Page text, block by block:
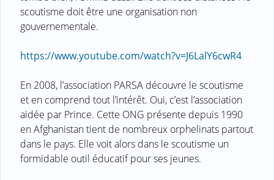
scoutisme doit être une organisation non
gouvernementale.
https://www.youtube.com/watch?v=J6LalY6cwR4
En 2008, l’association PARSA découvre le scoutisme
et en comprend tout l’intérêt. Oui, c’est l’association
aidée par Prince. Cette ONG présente depuis 1990
en Afghanistan tient de nombreux orphelinats partout
dans le pays. Elle voit alors dans le scoutisme un
formidable outil éducatif pour ses jeunes.